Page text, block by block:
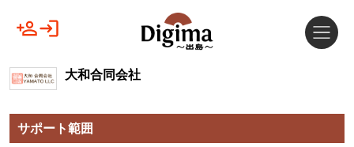
大和合同会社
サポート範囲